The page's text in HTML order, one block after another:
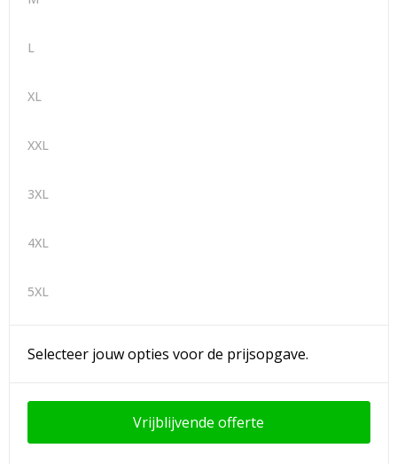
L
XL
XXL
3XL
4XL
5XL
Selecteer jouw opties voor de prijsopgave.
Vrijblijvende offerte